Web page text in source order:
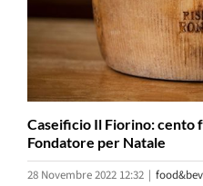
Caseificio Il Fiorino: cento
Fondatore per Natale
28 Novembre 2022 12:32 |